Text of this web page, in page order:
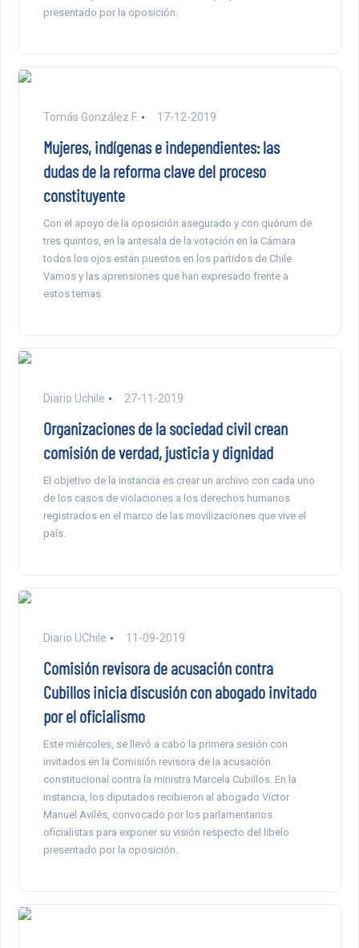
presentado por la oposición.
Tomás González F. 17-12-2019
Mujeres, indígenas e independientes: las
dudas de la reforma clave del proceso
constituyente
Con el apoyo de la oposición asegurado y con quórum de
tres quintos, en la antesala de la votación en la Cámara
todos los ojos están puestos en los partidos de Chile
Vamos y las aprensiones que han expresado frente a
estos temas.
Diario Uchile 27-11-2019
Organizaciones de la sociedad civil crean
comisión de verdad, justicia y dignidad
El objetivo de la instancia es crear un archivo con cada uno
de los casos de violaciones a los derechos humanos
registrados en el marco de las movilizaciones que vive el
país.
Diario UChile 11-09-2019
Comisión revisora de acusación contra
Cubillos inicia discusión con abogado invitado
por el oficialismo
Este miércoles, se llevó a cabo la primera sesión con
invitados en la Comisión revisora de la acusación
constitucional contra la ministra Marcela Cubillos. En la
instancia, los diputados recibieron al abogado Víctor
Manuel Avilés, convocado por los parlamentarios
oficialistas para exponer su visión respecto del libelo
presentado por la oposición.